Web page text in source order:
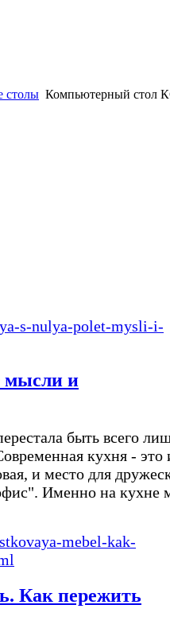
столы Компьютерный стол
мысли и
быть всего
кухня - это
и место для
Именно на кухне
Как пережить